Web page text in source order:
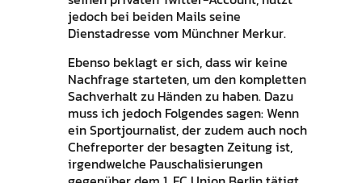
jedoch bei beiden Mails seine
Dienstadresse vom Münchner Merkur.
Ebenso beklagt er sich, dass wir keine
Nachfrage starteten, um den kompletten
Sachverhalt zu Händen zu haben. Dazu
muss ich jedoch Folgendes sagen: Wenn
ein Sportjournalist, der zudem auch noch
Chefreporter der besagten Zeitung ist,
irgendwelche Pauschalisierungen